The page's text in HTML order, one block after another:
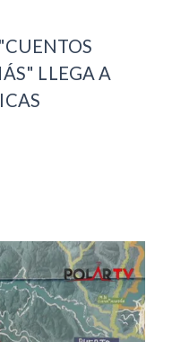
LLEGA A